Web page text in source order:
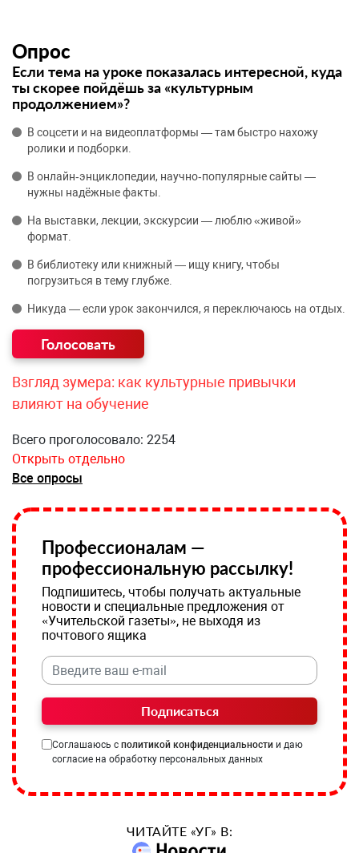
Опрос
Если тема на уроке показалась интересной, куда
ты скорее пойдёшь за «культурным
продолжением»?
В соцсети и на видеоплатформы — там быстро нахожу
ролики и подборки.
В онлайн‑энциклопедии, научно‑популярные сайты —
нужны надёжные факты.
На выставки, лекции, экскурсии — люблю «живой»
формат.
В библиотеку или книжный — ищу книгу, чтобы
погрузиться в тему глубже.
Никуда — если урок закончился, я переключаюсь на отдых.
Взгляд зумера: как культурные привычки
влияют на обучение
Всего проголосовало: 2254
Открыть отдельно
Все опросы
Профессионалам —
профессиональную рассылку!
Подпишитесь, чтобы получать актуальные
новости и специальные предложения от
«Учительской газеты», не выходя из
почтового ящика
Подписаться
Соглашаюсь с политикой конфиденциальности и даю
согласие на обработку персональных данных
ЧИТАЙТЕ «УГ» В: